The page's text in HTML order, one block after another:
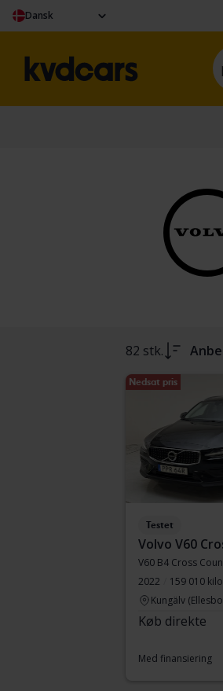
Dansk
82 stk.
Nedsat pris
Testet
Volvo V60
V60 B4 Cross
2022
159 010
Kungälv
Køb direkte
Med finansiering